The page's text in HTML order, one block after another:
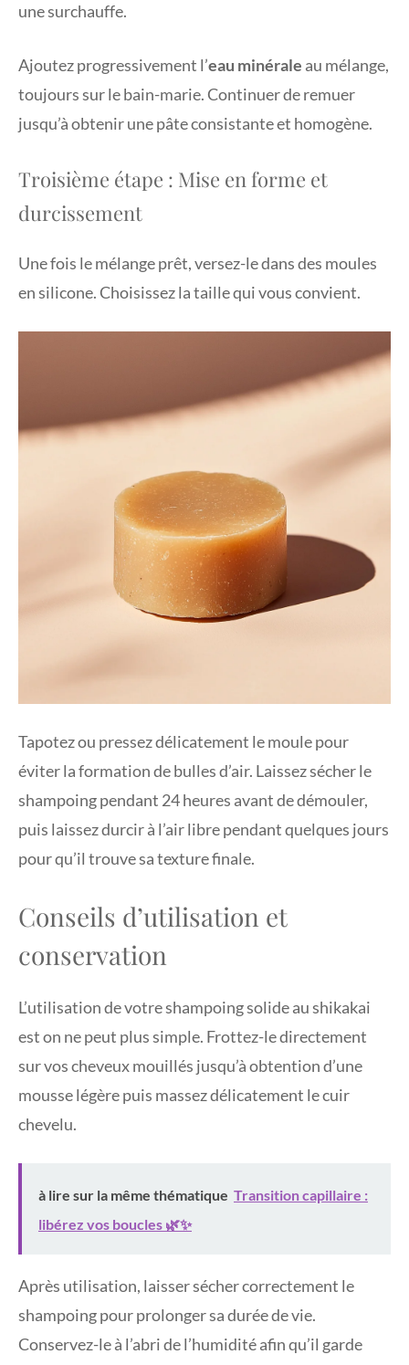
une surchauffe.
Ajoutez progressivement l’eau minérale au mélange,
toujours sur le bain-marie. Continuer de remuer
jusqu’à obtenir une pâte consistante et homogène.
Troisième étape : Mise en forme et
durcissement
Une fois le mélange prêt, versez-le dans des moules
en silicone. Choisissez la taille qui vous convient.
Tapotez ou pressez délicatement le moule pour
éviter la formation de bulles d’air. Laissez sécher le
shampoing pendant 24 heures avant de démouler,
puis laissez durcir à l’air libre pendant quelques jours
pour qu’il trouve sa texture finale.
Conseils d’utilisation et
conservation
L’utilisation de votre shampoing solide au shikakai
est on ne peut plus simple. Frottez-le directement
sur vos cheveux mouillés jusqu’à obtention d’une
mousse légère puis massez délicatement le cuir
chevelu.
à lire sur la même thématique Transition capillaire :
libérez vos boucles 🌿✨
Après utilisation, laisser sécher correctement le
shampoing pour prolonger sa durée de vie.
Conservez-le à l’abri de l’humidité afin qu’il garde